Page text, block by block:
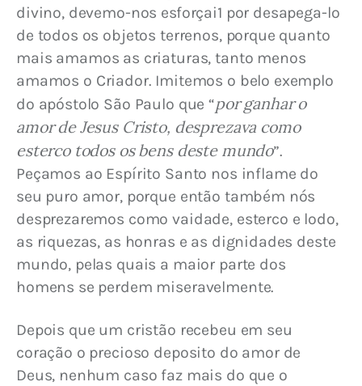
divino, devemo-nos esforçai1 por desapega-lo
de todos os objetos terrenos, porque quanto
mais amamos as criaturas, tanto menos
amamos o Criador. Imitemos o belo exemplo
do apóstolo São Paulo que “por ganhar o
amor de Jesus Cristo, desprezava como
esterco todos os bens deste mundo”.
Peçamos ao Espírito Santo nos inflame do
seu puro amor, porque então também nós
desprezaremos como vaidade, esterco e lodo,
as riquezas, as honras e as dignidades deste
mundo, pelas quais a maior parte dos
homens se perdem miseravelmente.
Depois que um cristão recebeu em seu
coração o precioso deposito do amor de
Deus, nenhum caso faz mais do que o